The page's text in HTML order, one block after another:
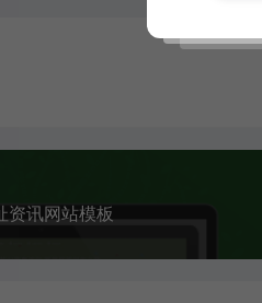
资讯网站模板